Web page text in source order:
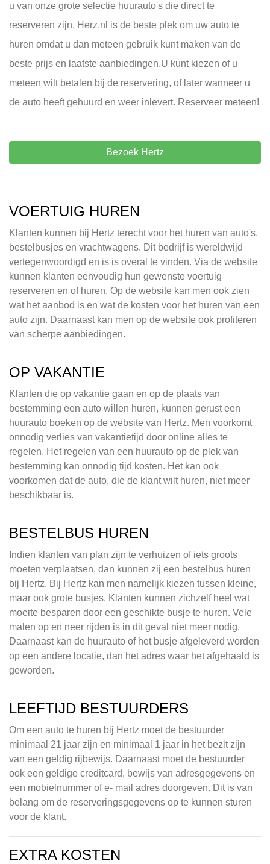
u van onze grote selectie huurauto's die direct te
reserveren zijn. Herz.nl is de beste plek om uw auto te
huren omdat u dan meteen gebruik kunt maken van de
beste prijs en laatste aanbiedingen.U kunt kiezen of u
meteen wilt betalen bij de reservering, of later wanneer u
de auto heeft gehuurd en weer inlevert. Reserveer meteen!
Bezoek Hertz
VOERTUIG HUREN
Klanten kunnen bij Hertz terecht voor het huren van auto's,
bestelbusjes en vrachtwagens. Dit bedrijf is wereldwijd
vertegenwoordigd en is is overal te vinden. Via de website
kunnen klanten eenvoudig hun gewenste voertuig
reserveren en of huren. Op de website kan men ook zien
wat het aanbod is en wat de kosten voor het huren van een
auto zijn. Daarnaast kan men op de website ook profiteren
van scherpe aanbiedingen.
OP VAKANTIE
Klanten die op vakantie gaan en op de plaats van
bestemming een auto willen huren, kunnen gerust een
huurauto boeken op de website van Hertz. Men voorkomt
onnodig verlies van vakantietijd door online alles te
regelen. Het regelen van een huurauto op de plek van
bestemming kan onnodig tijd kosten. Het kan ook
voorkomen dat de auto, die de klant wilt huren, niet meer
beschikbaar is.
BESTELBUS HUREN
Indien klanten van plan zijn te verhuizen of iets groots
moeten verplaatsen, dan kunnen zij een bestelbus huren
bij Hertz. Bij Hertz kan men namelijk kiezen tussen kleine,
maar ook grote busjes. Klanten kunnen zichzelf heel wat
moeite besparen door een geschikte busje te huren. Vele
malen op en neer rijden is in dit geval niet meer nodig.
Daarnaast kan de huurauto of het busje afgeleverd worden
op een andere locatie, dan het adres waar het afgehaald is
geworden.
LEEFTIJD BESTUURDERS
Om een auto te huren bij Hertz moet de bestuurder
minimaal 21 jaar zijn en minimaal 1 jaar in het bezit zijn
van een geldig rijbewijs. Daarnaast moet de bestuurder
ook een geldige creditcard, bewijs van adresgegevens en
een mobielnummer of e- mail adres doorgeven. Dit is van
belang om de reserveringsgegevens op te kunnen sturen
voor de klant.
EXTRA KOSTEN